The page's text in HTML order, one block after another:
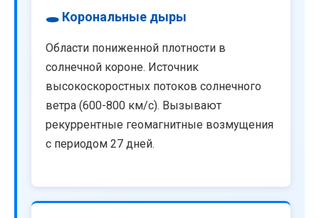
🕳️ Корональные дыры
Области пониженной плотности в
солнечной короне. Источник
высокоскоростных потоков солнечного
ветра (600-800 км/с). Вызывают
рекуррентные геомагнитные возмущения
с периодом 27 дней.